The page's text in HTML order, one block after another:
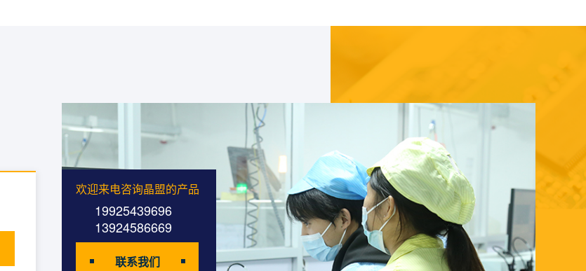
欢迎来电咨询晶盟的产品
19925439696
13924586669
联系我们